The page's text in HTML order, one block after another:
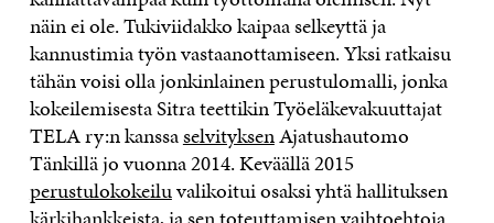
näin ei ole. Tukiviidakko kaipaa selkeyttä ja
kannustimia työn vastaanottamiseen. Yksi ratkaisu
tähän voisi olla jonkinlainen perustulomalli, jonka
kokeilemisesta Sitra teettikin Työeläkevakuuttajat
TELA ry:n kanssaselvityksenAjatushautomo
Tänkillä jo vuonna 2014. Keväällä 2015
perustulokokeiluvalikoitui osaksi yhtä hallituksen